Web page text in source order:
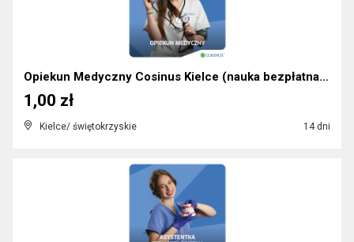
Opiekun Medyczny Cosinus Kielce (nauka bezpłatna)...
Kielce/ świętokrzyskie 14 dni
1,00 zł